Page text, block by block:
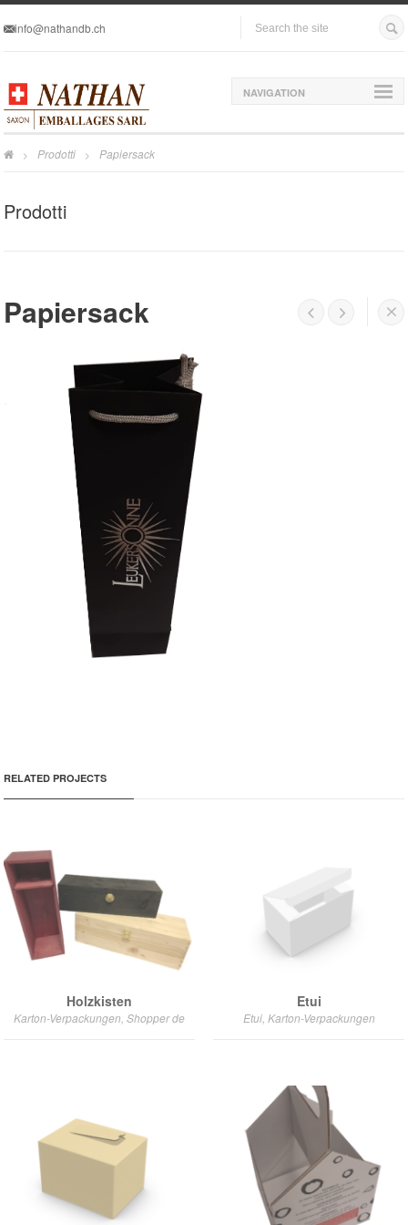
info@nathandb.ch
NAVIGATION
> Prodotti > Papiersack
Prodotti
Papiersack   
RELATED PROJECTS
Holzkisten
Karton-Verpackungen, Shopper de
Etui
Etui, Karton-Verpackungen